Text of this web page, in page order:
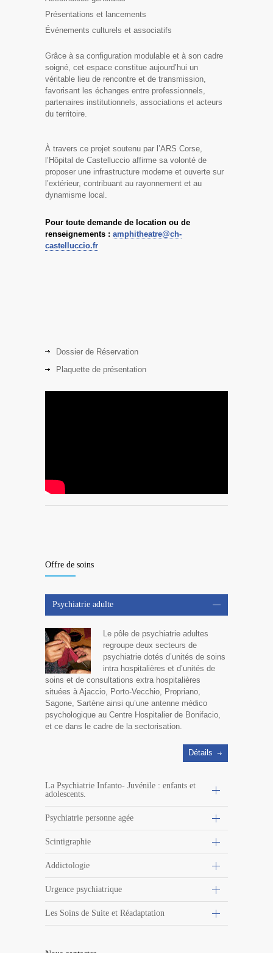
Présentations et lancements
Événements culturels et associatifs
Grâce à sa configuration modulable et à son cadre
soigné, cet espace constitue aujourd’hui un
véritable lieu de rencontre et de transmission,
favorisant les échanges entre professionnels,
partenaires institutionnels, associations et acteurs
du territoire.
À travers ce projet soutenu par l’ARS Corse,
l’Hôpital de Castelluccio affirme sa volonté de
proposer une infrastructure moderne et ouverte sur
l’extérieur, contribuant au rayonnement et au
dynamisme local.
Pour toute demande de location ou de
renseignements : amphitheatre@ch-
castelluccio.fr
Dossier de Réservation
Plaquette de présentation
Offre de soins
Psychiatrie adulte
Le pôle de psychiatrie adultes
regroupe deux secteurs de
psychiatrie dotés d’unités de soins
intra hospitalières et d’unités de
soins et de consultations extra hospitalières
situées à Ajaccio, Porto-Vecchio, Propriano,
Sagone, Sartène ainsi qu’une antenne médico
psychologique au Centre Hospitalier de Bonifacio,
et ce dans le cadre de la sectorisation.
Détails
La Psychiatrie Infanto- Juvénile : enfants et
adolescents.
Psychiatrie personne agée
Scintigraphie
Addictologie
Urgence psychiatrique
Les Soins de Suite et Réadaptation